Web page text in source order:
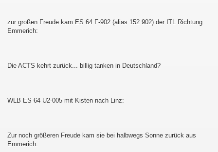
zur großen Freude kam ES 64 F-902 (alias 152 902) der ITL Richtung
Emmerich:
Die ACTS kehrt zurück... billig tanken in Deutschland?
WLB ES 64 U2-005 mit Kisten nach Linz:
Zur noch größeren Freude kam sie bei halbwegs Sonne zurück aus
Emmerich: